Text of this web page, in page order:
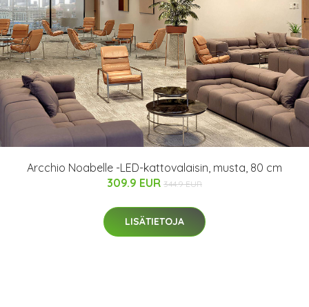
Arcchio Noabelle -LED-kattovalaisin, musta, 80 cm
309.9 EUR 344.9 EUR
LISÄTIETOJA